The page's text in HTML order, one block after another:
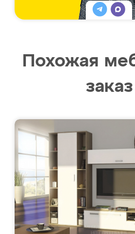
Похожая
заказ